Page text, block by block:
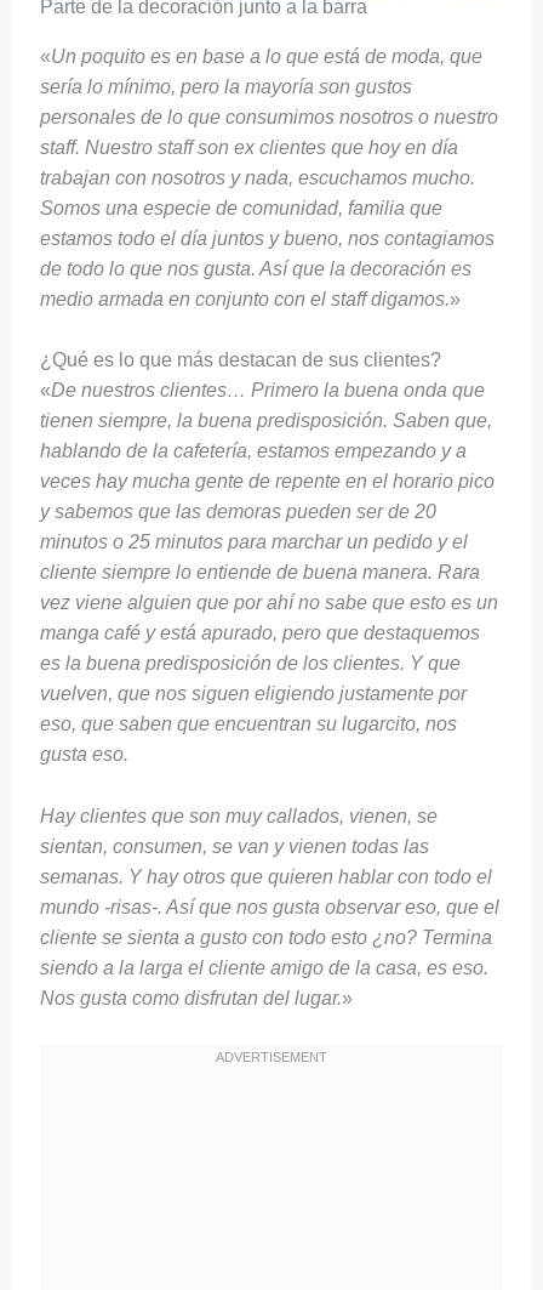
Parte de la decoración junto a la barra
«Un poquito es en base a lo que está de moda, que
sería lo mínimo, pero la mayoría son gustos
personales de lo que consumimos nosotros o nuestro
staff. Nuestro staff son ex clientes que hoy en día
trabajan con nosotros y nada, escuchamos mucho.
Somos una especie de comunidad, familia que
estamos todo el día juntos y bueno, nos contagiamos
de todo lo que nos gusta. Así que la decoración es
medio armada en conjunto con el staff digamos.»
¿Qué es lo que más destacan de sus clientes?
«De nuestros clientes… Primero la buena onda que
tienen siempre, la buena predisposición. Saben que,
hablando de la cafetería, estamos empezando y a
veces hay mucha gente de repente en el horario pico
y sabemos que las demoras pueden ser de 20
minutos o 25 minutos para marchar un pedido y el
cliente siempre lo entiende de buena manera. Rara
vez viene alguien que por ahí no sabe que esto es un
manga café y está apurado, pero que destaquemos
es la buena predisposición de los clientes. Y que
vuelven, que nos siguen eligiendo justamente por
eso, que saben que encuentran su lugarcito, nos
gusta eso.
Hay clientes que son muy callados, vienen, se
sientan, consumen, se van y vienen todas las
semanas. Y hay otros que quieren hablar con todo el
mundo -risas-. Así que nos gusta observar eso, que el
cliente se sienta a gusto con todo esto ¿no? Termina
siendo a la larga el cliente amigo de la casa, es eso.
Nos gusta como disfrutan del lugar.»